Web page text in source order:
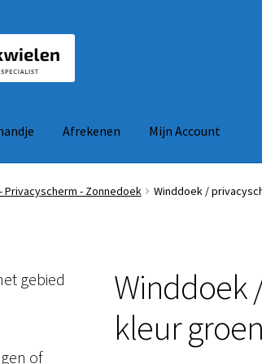
Afrekenen Mijn Account
Privacyscherm - Zonnedoek Winddoek /
Winddoek
kleur groen
gebied
of